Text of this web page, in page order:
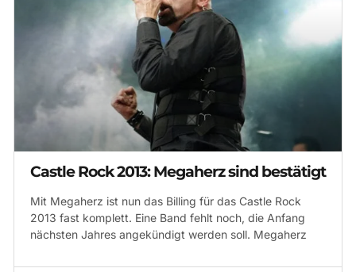
Castle Rock 2013: Megaherz sind bestätigt
Mit Megaherz ist nun das Billing für das Castle Rock
2013 fast komplett. Eine Band fehlt noch, die Anfang
nächsten Jahres angekündigt werden soll. Megaherz